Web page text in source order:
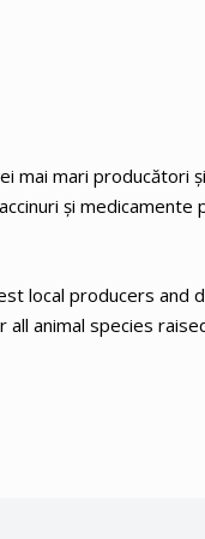
mai mari producători
și medicamente
local producers
animal species